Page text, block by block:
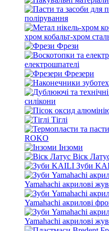
полірування
хром кобальт-хром
Фрези
електрошпателі
Фрезери
силікони
Тіглі
ROKO
Інзоми
Віск
Зуби
Yamahachi акрилові
Yamahachi акрилові
Yamahachi акрилові